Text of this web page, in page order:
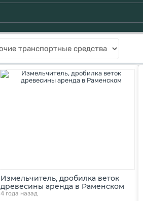
Измельчитель, дробилка веток
древесины аренда в Раменском
4 года назад